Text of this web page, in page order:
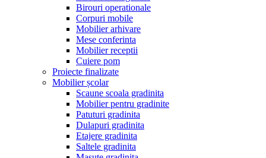
Birouri operationale
Corpuri mobile
Mobilier arhivare
Mese conferinta
Mobilier receptii
Cuiere pom
Proiecte finalizate
Mobilier școlar
Scaune scoala gradinita
Mobilier pentru gradinite
Patuturi gradinita
Dulapuri gradinita
Etajere gradinita
Saltele gradinita